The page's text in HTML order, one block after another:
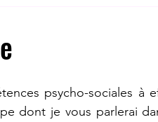
psycho-sociales à
dont je vous parlerai